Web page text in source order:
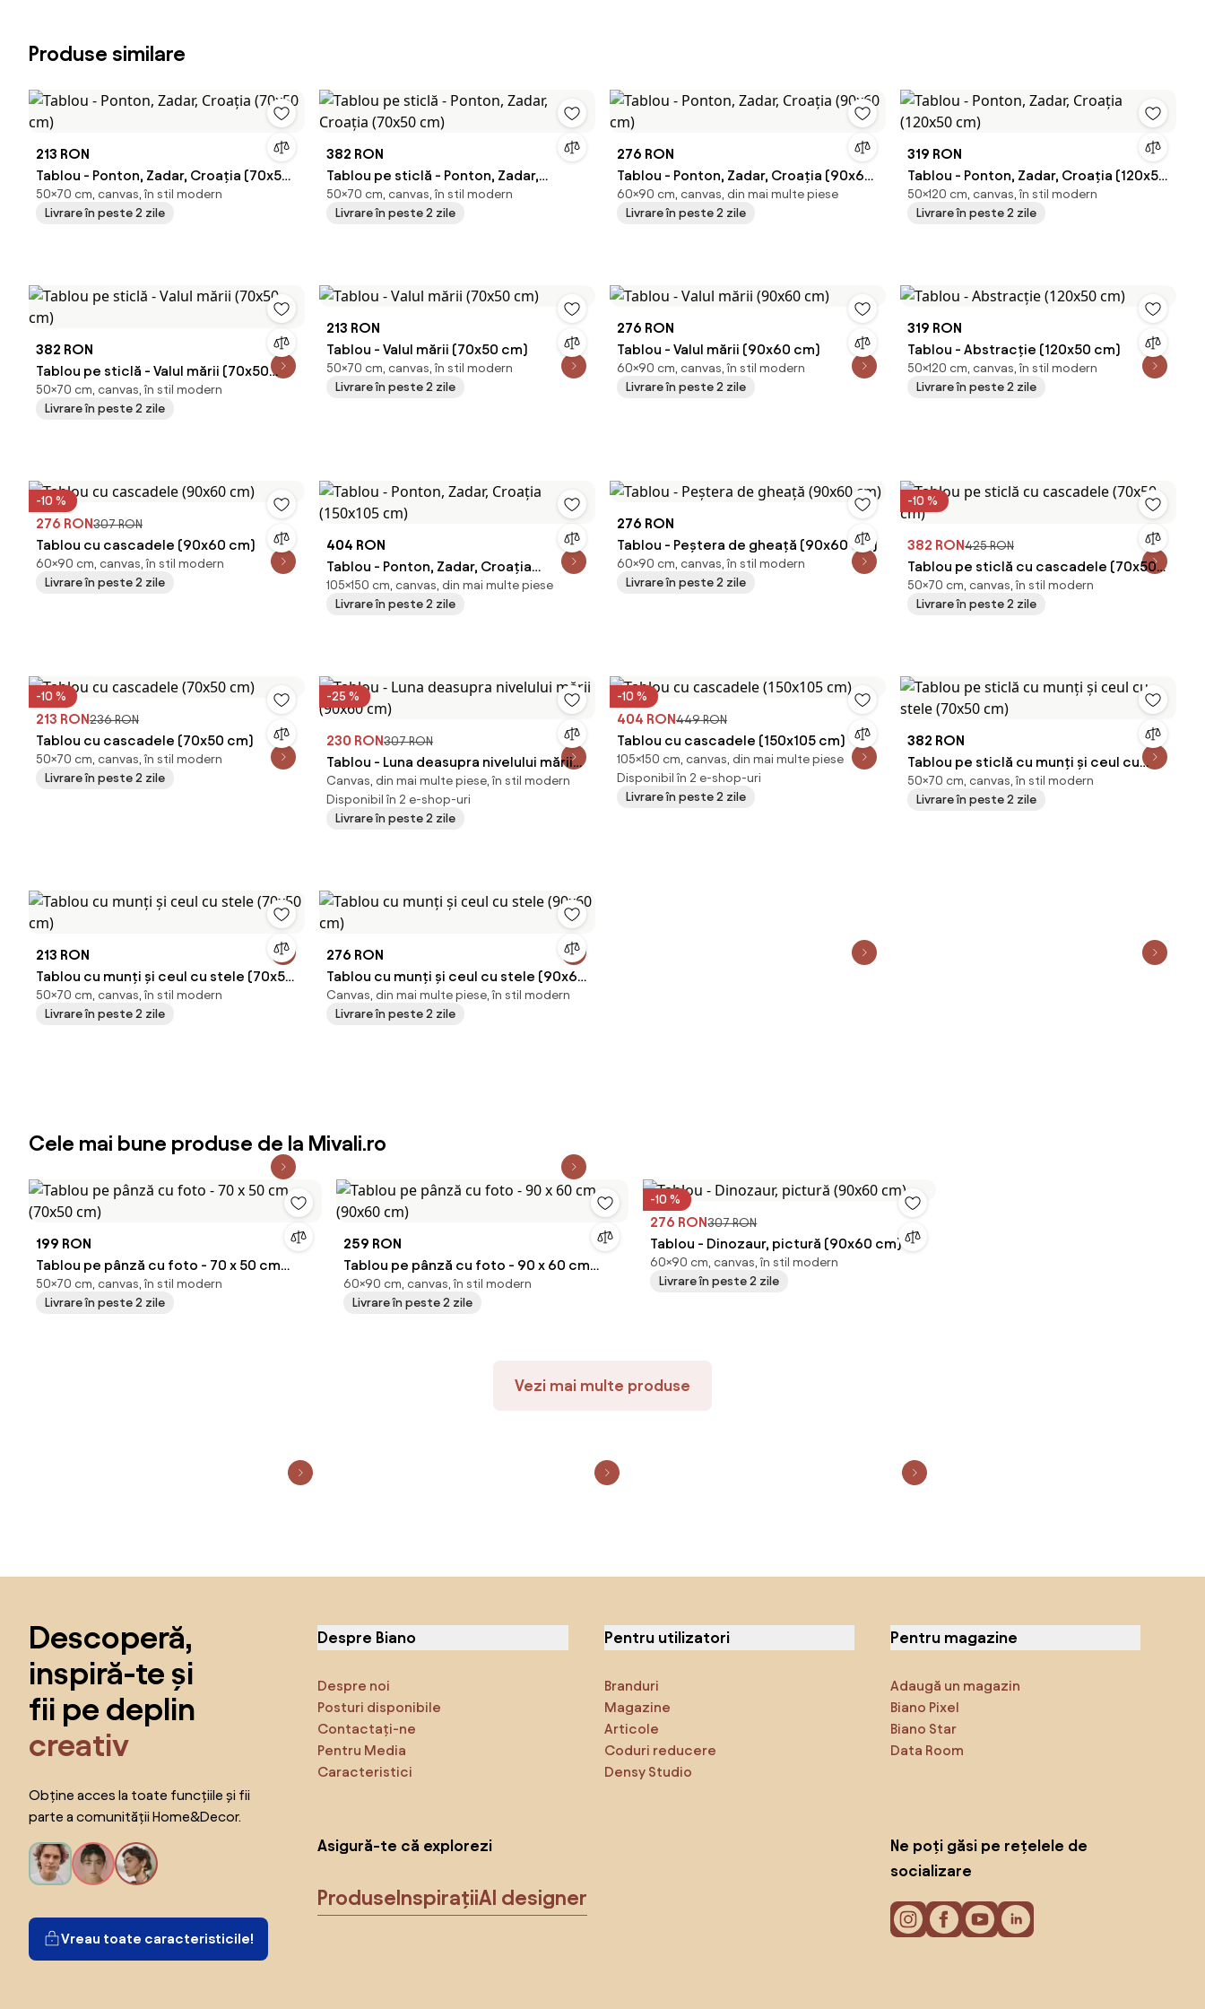
Produse similare
213 RON
Tablou - Ponton, Zadar, Croația (70x50
cm)
50×70 cm, canvas, în stil modern
Livrare în peste 2 zile
382 RON
Tablou pe sticlă - Ponton, Zadar,
Croația (70x50 cm)
50×70 cm, canvas, în stil modern
Livrare în peste 2 zile
276 RON
Tablou - Ponton, Zadar, Croația (90x60
cm)
60×90 cm, canvas, din mai multe piese
Livrare în peste 2 zile
319 RON
Tablou - Ponton, Zadar, Croația (120x50
cm)
50×120 cm, canvas, în stil modern
Livrare în peste 2 zile
382 RON
Tablou pe sticlă - Valul mării (70x50
cm)
50×70 cm, canvas, în stil modern
Livrare în peste 2 zile
213 RON
Tablou - Valul mării (70x50 cm)
50×70 cm, canvas, în stil modern
Livrare în peste 2 zile
276 RON
Tablou - Valul mării (90x60 cm)
60×90 cm, canvas, în stil modern
Livrare în peste 2 zile
319 RON
Tablou - Abstracție (120x50 cm)
50×120 cm, canvas, în stil modern
Livrare în peste 2 zile
-10 %
276 RON307 RON
Tablou cu cascadele (90x60 cm)
60×90 cm, canvas, în stil modern
Livrare în peste 2 zile
404 RON
Tablou - Ponton, Zadar, Croația
(150x105 cm)
105×150 cm, canvas, din mai multe piese
Livrare în peste 2 zile
276 RON
Tablou - Peștera de gheață (90x60 cm)
60×90 cm, canvas, în stil modern
Livrare în peste 2 zile
-10 %
382 RON425 RON
Tablou pe sticlă cu cascadele (70x50
cm)
50×70 cm, canvas, în stil modern
Livrare în peste 2 zile
-10 %
213 RON236 RON
Tablou cu cascadele (70x50 cm)
50×70 cm, canvas, în stil modern
Livrare în peste 2 zile
-25 %
230 RON307 RON
Tablou - Luna deasupra nivelului mării
(90x60 cm)
Canvas, din mai multe piese, în stil modern
Disponibil în 2 e-shop-uri
Livrare în peste 2 zile
-10 %
404 RON449 RON
Tablou cu cascadele (150x105 cm)
105×150 cm, canvas, din mai multe piese
Disponibil în 2 e-shop-uri
Livrare în peste 2 zile
382 RON
Tablou pe sticlă cu munți și ceul cu
stele (70x50 cm)
50×70 cm, canvas, în stil modern
Livrare în peste 2 zile
213 RON
Tablou cu munți și ceul cu stele (70x50
cm)
50×70 cm, canvas, în stil modern
Livrare în peste 2 zile
276 RON
Tablou cu munți și ceul cu stele (90x60
cm)
Canvas, din mai multe piese, în stil modern
Livrare în peste 2 zile
Cele mai bune produse de la Mivali.ro
199 RON
Tablou pe pânză cu foto - 70 x 50 cm
(70x50 cm)
50×70 cm, canvas, în stil modern
Livrare în peste 2 zile
259 RON
Tablou pe pânză cu foto - 90 x 60 cm
(90x60 cm)
60×90 cm, canvas, în stil modern
Livrare în peste 2 zile
-10 %
276 RON307 RON
Tablou - Dinozaur, pictură (90x60 cm)
60×90 cm, canvas, în stil modern
Livrare în peste 2 zile
Vezi mai multe produse
Descoperă,
inspiră-te și
fii pe deplin
creativ
Obține acces la toate funcțiile și fii
parte a comunității Home&Decor.
Vreau toate caracteristicile!
Despre Biano
Despre noi
Posturi disponibile
Contactați-ne
Pentru Media
Caracteristici
Pentru utilizatori
Branduri
Magazine
Articole
Coduri reducere
Densy Studio
Pentru magazine
Adaugă un magazin
Biano Pixel
Biano Star
Data Room
Asigură-te că explorezi
Produse InspirațiiAI designer
Ne poți găsi pe rețelele de
socializare